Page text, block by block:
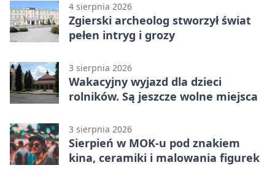
4 sierpnia 2026
Zgierski archeolog stworzył świat
pełen intryg i grozy
3 sierpnia 2026
Wakacyjny wyjazd dla dzieci
rolników. Są jeszcze wolne miejsca
3 sierpnia 2026
Sierpień w MOK-u pod znakiem
kina, ceramiki i malowania figurek